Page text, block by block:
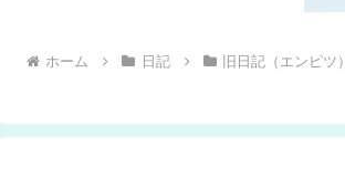
ホーム 日記 旧日記（エンピツ）